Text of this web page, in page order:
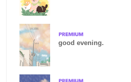
good evening.